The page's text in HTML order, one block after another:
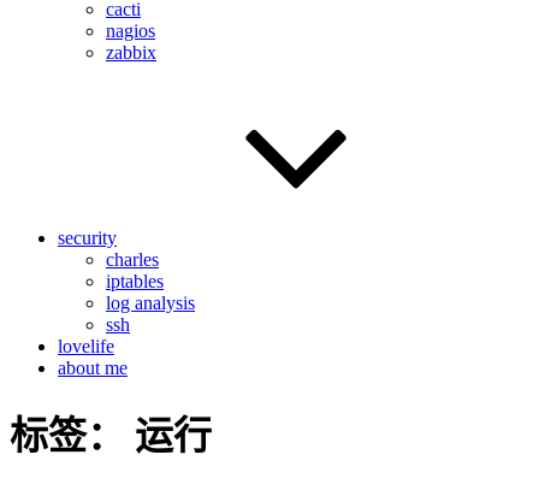
cacti
nagios
zabbix
security
charles
iptables
log analysis
ssh
lovelife
about me
标签： 运行